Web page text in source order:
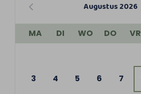
Augustus 2026
MA DI WO DO VR
3 4 5 6 7